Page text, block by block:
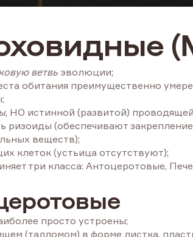
ветвь эволюции;
обитания преимущественно
, НО истинной (развитой)
ризоиды (обеспечивают
веществ);
клеток (устьица отсутствуют);
три класса: Антоцеротовые,
просто устроены;
(талломом) в форме листка,